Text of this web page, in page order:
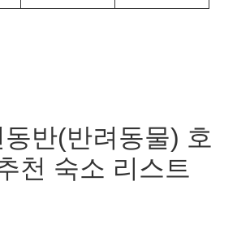
반(반려동물) 호
천 숙소 리스트